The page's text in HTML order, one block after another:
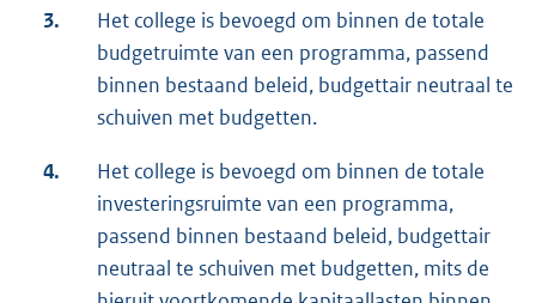
3.
Het college is bevoegd om binnen de totale
budgetruimte van een programma, passend
binnen bestaand beleid, budgettair neutraal te
schuiven met budgetten.
4.
Het college is bevoegd om binnen de totale
investeringsruimte van een programma,
passend binnen bestaand beleid, budgettair
neutraal te schuiven met budgetten, mits de